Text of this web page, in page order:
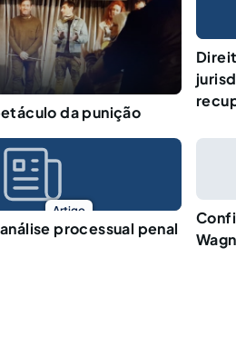
da punição
Artigo
processual penal